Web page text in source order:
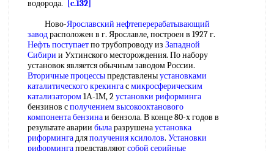
водорода.
[c.132]
Ново-Ярославский нефтеперерабатывающий
заводрасположен в г. Ярославле, построен в 1927 г.
Нефть поступаетпо трубопроводу из Западной
Сибири и Ухтинского месторождения. По набору
установок является обычным заводом России.
Вторичные процессыпредставленыустановками
каталитического крекингасмикросферическим
катализатором1А-1М, 2установки риформинга
бензинов сполучением высокооктанового
компонента бензинаи бензола. В конце 80-х годов в
результате аварии быларазрушенаустановка
риформингадляполучения ксилолов. Установки
риформингапредставляютсобой серийные